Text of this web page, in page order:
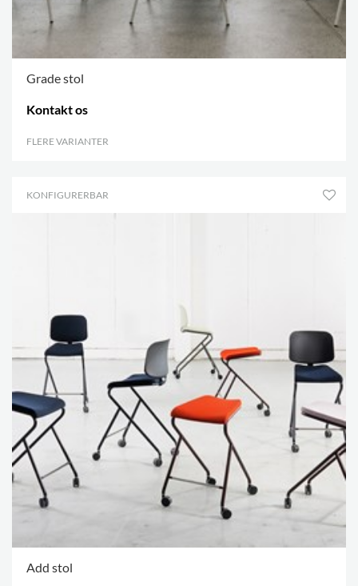
Grade stol
Kontakt os
FLERE VARIANTER
KONFIGURERBAR
Add stol